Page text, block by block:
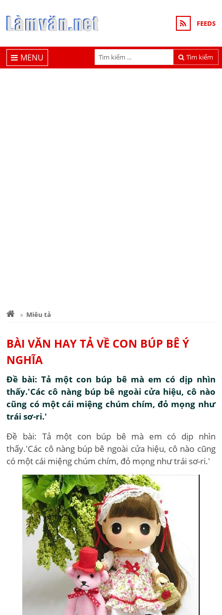
FEEDS
Tìm kiếm
MENU
Miêu tả
BÀI VĂN HAY TẢ VỀ CON BÚP BÊ Ý
NGHĨA
Đề bài: Tả một con búp bê mà em có dịp nhìn
thấy.'Các cô nàng búp bê ngoài cửa hiệu, cô nào
cũng có một cái miệng chúm chím, đỏ mọng như
trái sơ-ri.'
Đề bài: Tả một con búp bê mà em có dịp nhìn
thấy.'Các cô nàng búp bê ngoài cửa hiệu, cô nào cũng
có một cái miệng chúm chím, đỏ mọng như trái sơ-ri.'